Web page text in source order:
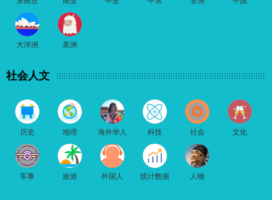
大洋洲 美洲
社会人文
历史 地理 海外华人 科技 社会 文化
军事 旅游 外国人 统计数据 人物